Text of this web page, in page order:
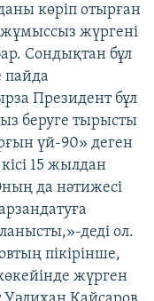
көріп отырған
жүргені
Сондықтан бұл
пайда
Президент бұл
беруге тырысты
үй-90» деген
15 жылдан
да нәтижесі
деді ол.
пікірінше,
жүрген